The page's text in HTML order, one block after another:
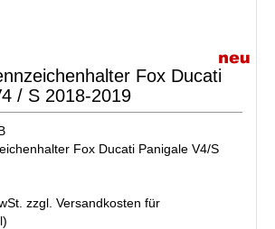
Fox Ducati
/ S 2018-2019
Fox Ducati Panigale V4/S
zzgl. Versandkosten für
)